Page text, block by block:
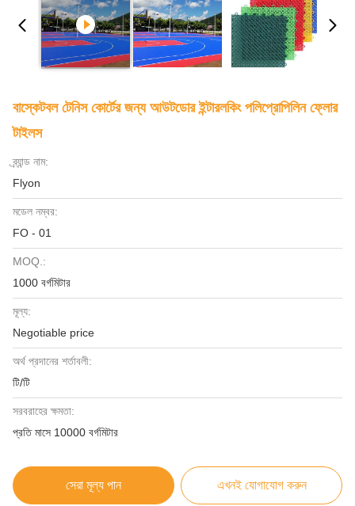
বাস্কেটবল টেনিস কোর্টের জন্য আউটডোর ইন্টারলকিং পলিপ্রোপিলিন ফ্লোর
টাইলস
ব্র্যান্ড নাম:
Flyon
মডেল নম্বর:
FO - 01
MOQ.:
1000 বর্গমিটার
মূল্য:
Negotiable price
অর্থ প্রদানের শর্তাবলী:
টি/টি
সরবরাহের ক্ষমতা:
প্রতি মাসে 10000 বর্গমিটার
সেরা মূল্য পান এখনই যোগাযোগ করুন